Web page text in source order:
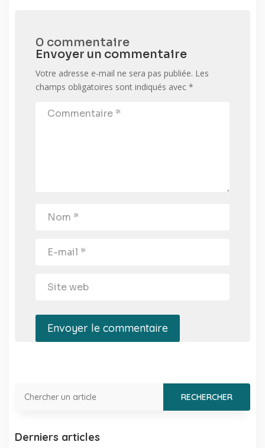
0 commentaire
Envoyer un commentaire
Votre adresse e-mail ne sera pas publiée. Les
champs obligatoires sont indiqués avec *
Envoyer le commentaire
Derniers articles